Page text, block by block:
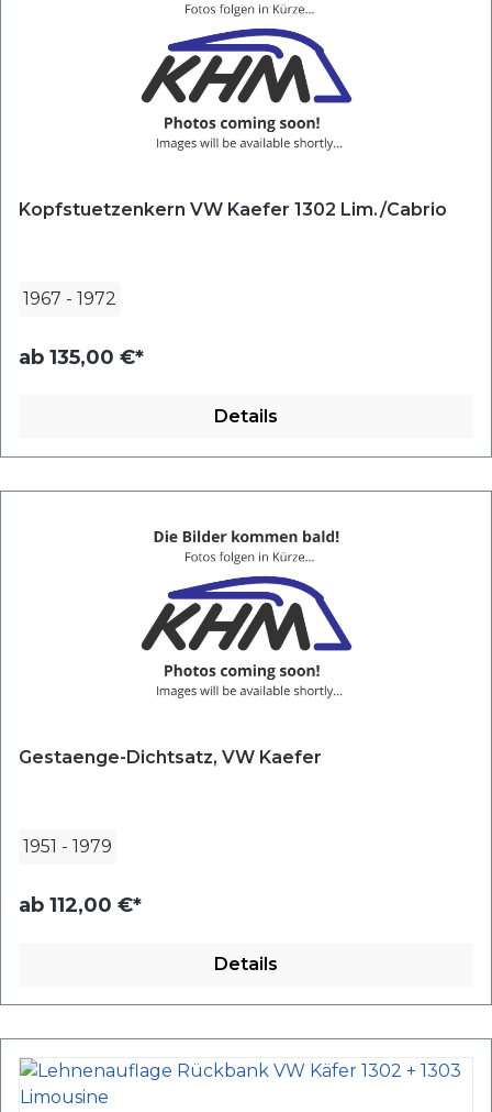
Kopfstuetzenkern VW Kaefer 1302 Lim./Cabrio
1967 - 1972
ab 135,00 €*
Details
Gestaenge-Dichtsatz, VW Kaefer
1951 - 1979
ab 112,00 €*
Details